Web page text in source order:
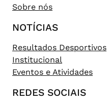
Sobre nós
NOTÍCIAS
Resultados Desportivos
Institucional
Eventos e Atividades
REDES SOCIAIS